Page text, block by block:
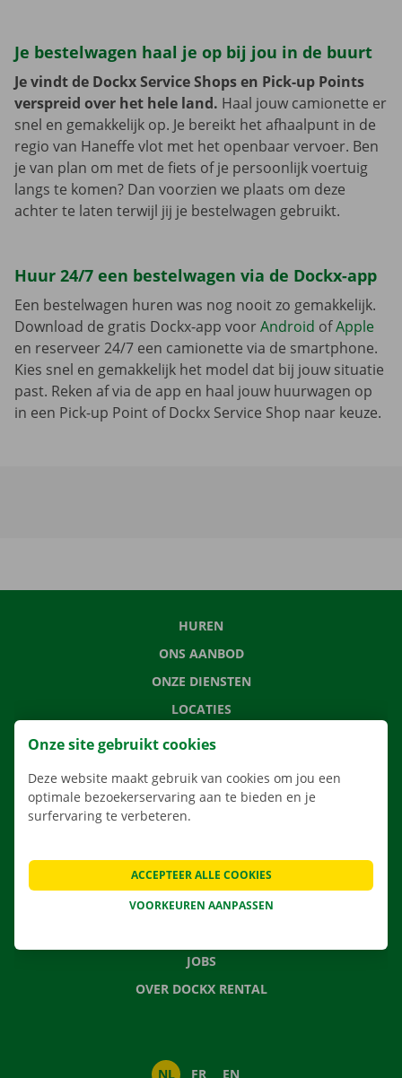
Je bestelwagen haal je op bij jou in de buurt
Je vindt de Dockx Service Shops en Pick-up Points
verspreid over het hele land. Haal jouw camionette er
snel en gemakkelijk op. Je bereikt het afhaalpunt in de
regio van Haneffe vlot met het openbaar vervoer. Ben
je van plan om met de fiets of je persoonlijk voertuig
langs te komen? Dan voorzien we plaats om deze
achter te laten terwijl jij je bestelwagen gebruikt.
Huur 24/7 een bestelwagen via de Dockx-app
Een bestelwagen huren was nog nooit zo gemakkelijk.
Download de gratis Dockx-app voorAndroid ofApple
en reserveer 24/7 een camionette via de smartphone.
Kies snel en gemakkelijk het model dat bij jouw situatie
past. Reken af via de app en haal jouw huurwagen op
in een Pick-up Point of Dockx Service Shop naar keuze.
HUREN
ONS AANBOD
ONZE DIENSTEN
LOCATIES
APP
VEELGESTELDE VRAGEN
NIEUWS
JOBS
OVER DOCKX RENTAL
NL FR EN
Onze site gebruikt cookies
Deze website maakt gebruik van cookies om jou een
optimale bezoekerservaring aan te bieden en je
surfervaring te verbeteren.
VOORKEUREN AANPASSEN
ACCEPTEER ALLE COOKIES